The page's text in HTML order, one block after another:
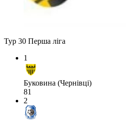
Тур 30 Перша ліга
1
Буковина (Чернівці)
81
2